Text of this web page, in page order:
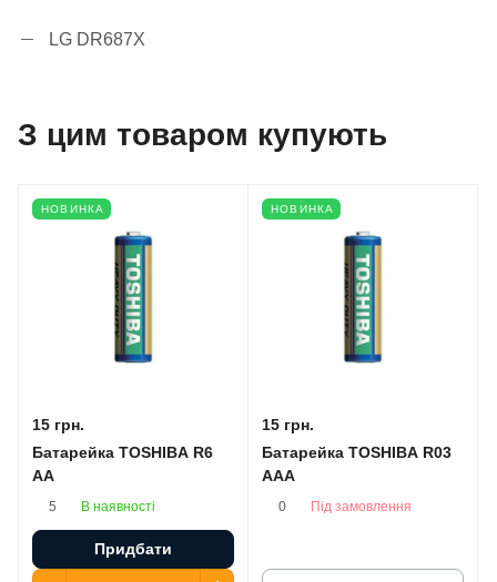
LG DR687X
З цим товаром купують
НОВИНКА
15 грн.
Батарейка TOSHIBA R6
AA
5 В наявності
Придбати
НОВИНКА
15 грн.
Батарейка TOSHIBA R03
AAA
0 Під замовлення